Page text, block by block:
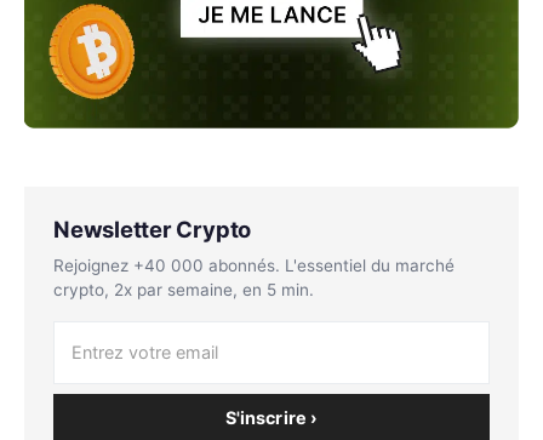
Newsletter Crypto
Rejoignez +40 000 abonnés. L'essentiel du marché
crypto, 2x par semaine, en 5 min.
S'inscrire ›